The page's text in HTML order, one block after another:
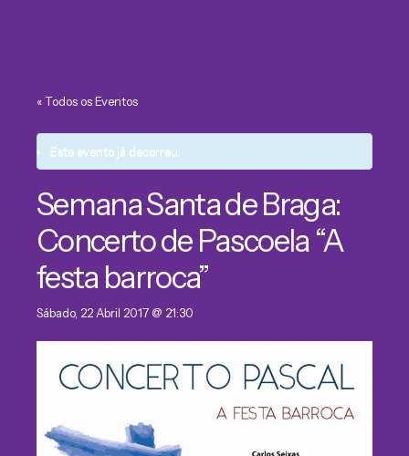
« Todos os Eventos
Este evento já decorreu.
Semana Santa de Braga:
Concerto de Pascoela “A
festa barroca”
Sábado, 22 Abril 2017 @ 21:30